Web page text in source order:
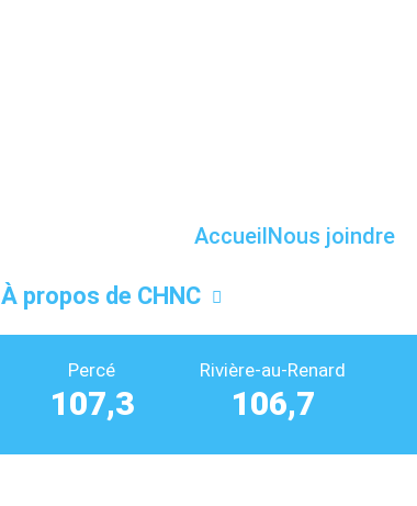
AccueilNous joindre
À propos de CHNC
Percé
107,3
Rivière-au-Renard
106,7